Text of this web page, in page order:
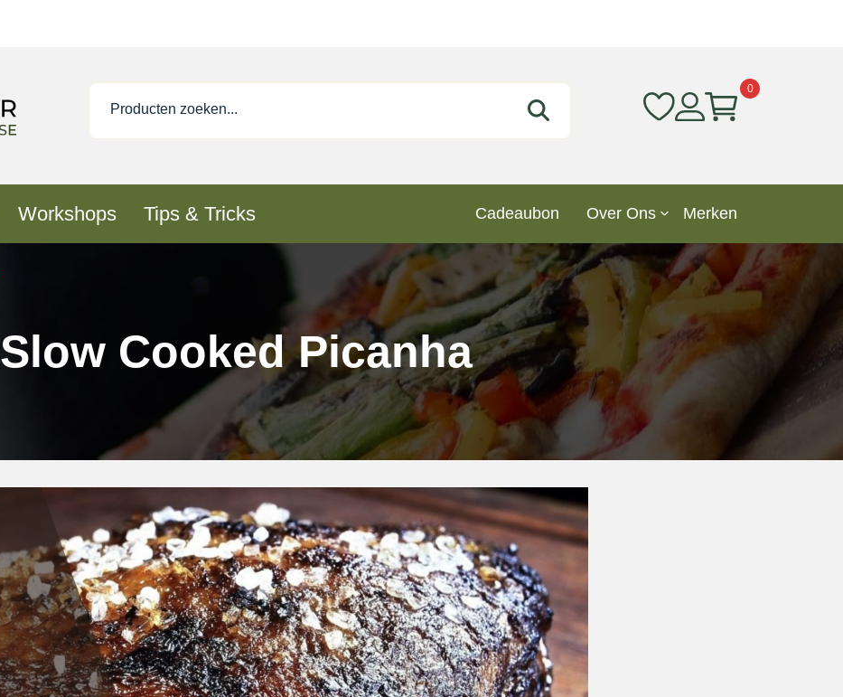
0
Workshops Tips & Tricks Cadeaubon Over Ons Merken
Slow Cooked Picanha